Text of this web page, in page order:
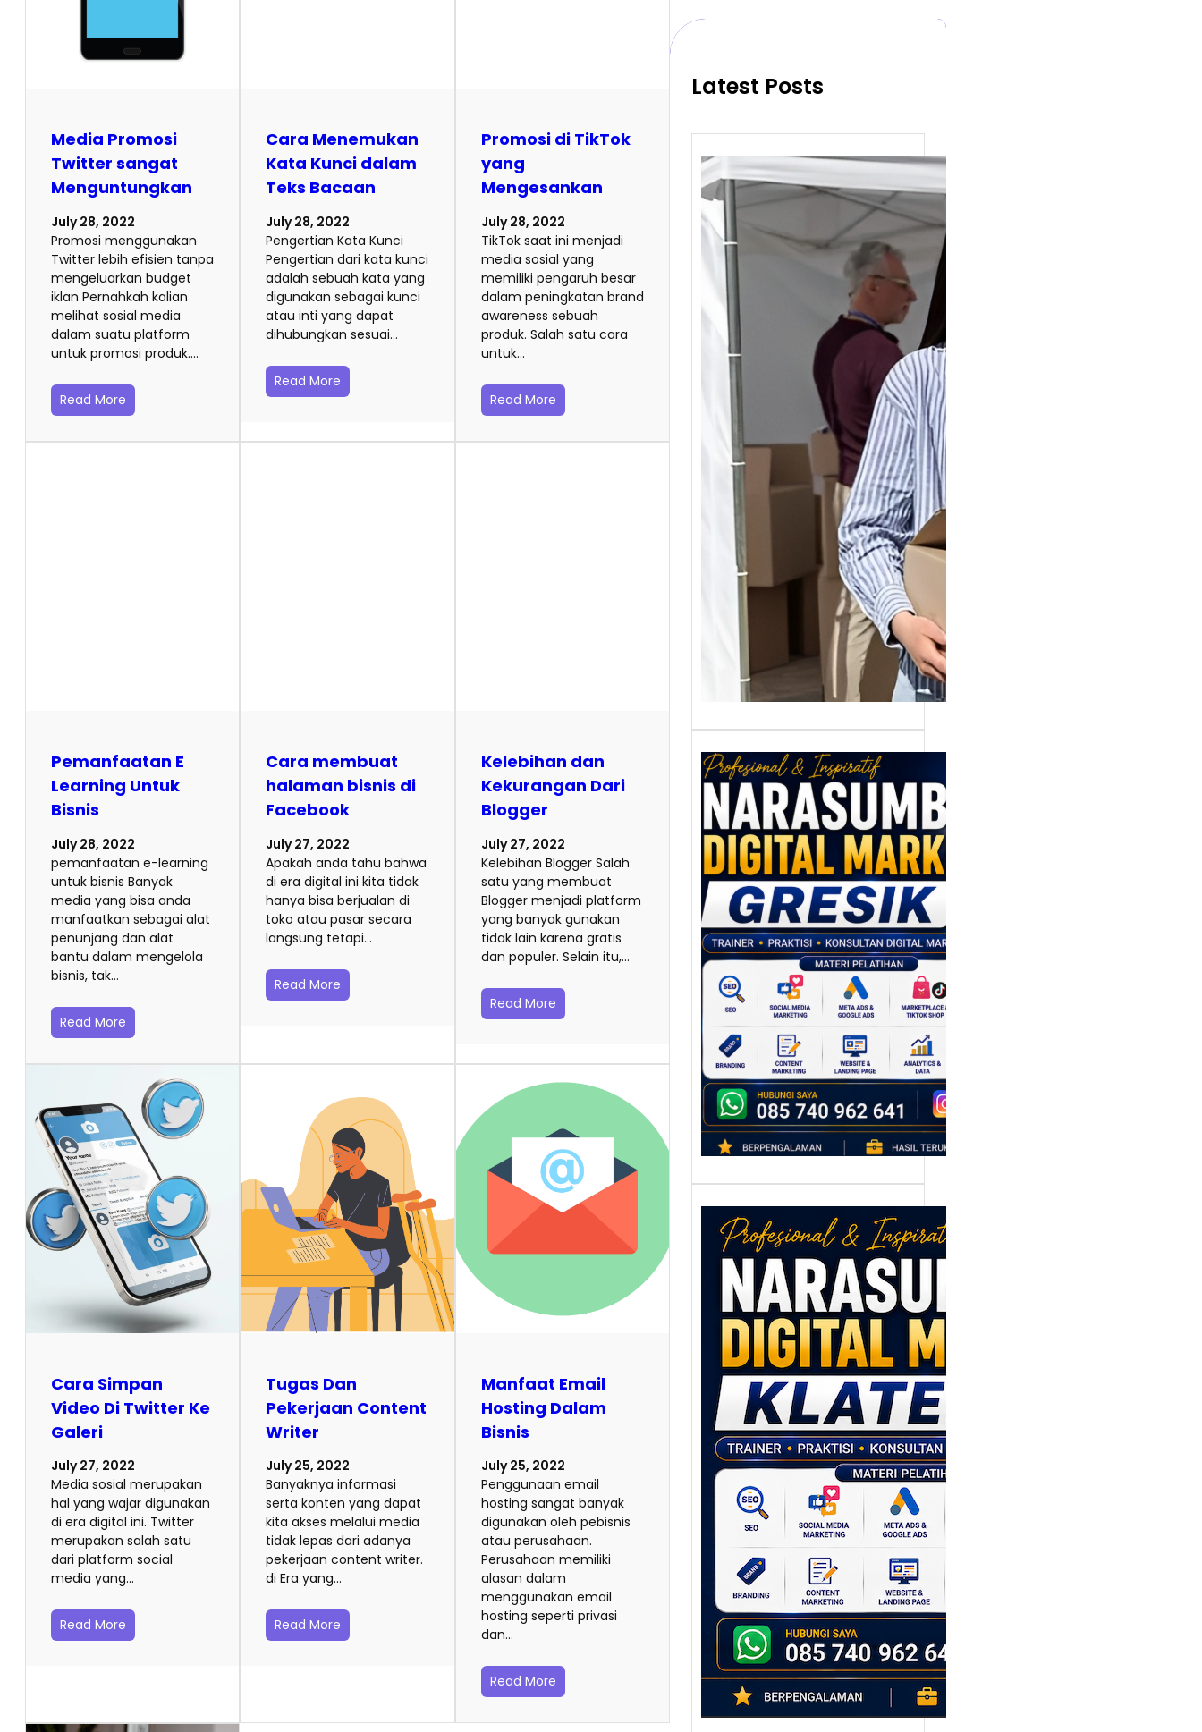
Media Promosi
Twitter sangat
Menguntungkan
July 28, 2022
Promosi menggunakan
Twitter lebih efisien tanpa
mengeluarkan budget
iklan Pernahkah kalian
melihat sosial media
dalam suatu platform
untuk promosi produk.…
Read More
Cara Menemukan
Kata Kunci dalam
Teks Bacaan
July 28, 2022
Pengertian Kata Kunci
Pengertian dari kata kunci
adalah sebuah kata yang
digunakan sebagai kunci
atau inti yang dapat
dihubungkan sesuai…
Read More
Promosi di TikTok
yang
Mengesankan
July 28, 2022
TikTok saat ini menjadi
media sosial yang
memiliki pengaruh besar
dalam peningkatan brand
awareness sebuah
produk. Salah satu cara
untuk…
Read More
Pemanfaatan E
Learning Untuk
Bisnis
July 28, 2022
pemanfaatan e-learning
untuk bisnis Banyak
media yang bisa anda
manfaatkan sebagai alat
penunjang dan alat
bantu dalam mengelola
bisnis, tak…
Read More
Cara membuat
halaman bisnis di
Facebook
July 27, 2022
Apakah anda tahu bahwa
di era digital ini kita tidak
hanya bisa berjualan di
toko atau pasar secara
langsung tetapi…
Read More
Kelebihan dan
Kekurangan Dari
Blogger
July 27, 2022
Kelebihan Blogger Salah
satu yang membuat
Blogger menjadi platform
yang banyak gunakan
tidak lain karena gratis
dan populer. Selain itu,…
Read More
Cara Simpan
Video Di Twitter Ke
Galeri
July 27, 2022
Media sosial merupakan
hal yang wajar digunakan
di era digital ini. Twitter
merupakan salah satu
dari platform social
media yang…
Read More
Tugas Dan
Pekerjaan Content
Writer
July 25, 2022
Banyaknya informasi
serta konten yang dapat
kita akses melalui media
tidak lepas dari adanya
pekerjaan content writer.
di Era yang…
Read More
Manfaat Email
Hosting Dalam
Bisnis
July 25, 2022
Penggunaan email
hosting sangat banyak
digunakan oleh pebisnis
atau perusahaan.
Perusahaan memiliki
alasan dalam
menggunakan email
hosting seperti privasi
dan…
Read More
c
Latest Posts
Tik Tok Buat
Jualan, Gimana
Strateginya ?
Baca Juga Cara
Berjualan Di
Tiktokshop TikTok
menjadi tempat
Narasumber
Digital Marketing
Gresik:
Meningkatkan
Daya Saing SDM
dan Bisnis di Era
Transformasi
Digital
Perkembangan dunia
industri tidak hanya
mengubah cara
perusahaan
memproduksi barang,
…
Narasumber
Digital Marketing
Klaten: Membantu
UMKM dan SDM
Lokal Naik Kelas
Melalui Strategi
Digital
Setiap daerah memiliki
potensi ekonomi yang
berbeda, dan Klaten
adalah…